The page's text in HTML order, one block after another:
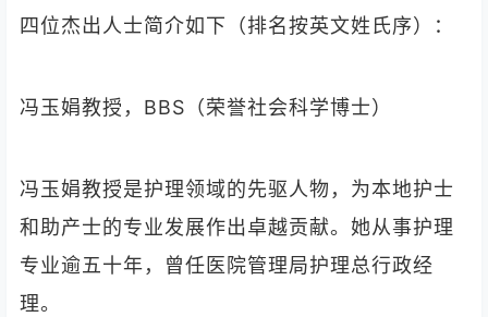
四位杰出人士简介如下（排名按英文姓氏序）：
冯玉娟教授，BBS（荣誉社会科学博士）
冯玉娟教授是护理领域的先驱人物，为本地护士
和助产士的专业发展作出卓越贡献。她从事护理
专业逾五十年，曾任医院管理局护理总行政经
理。